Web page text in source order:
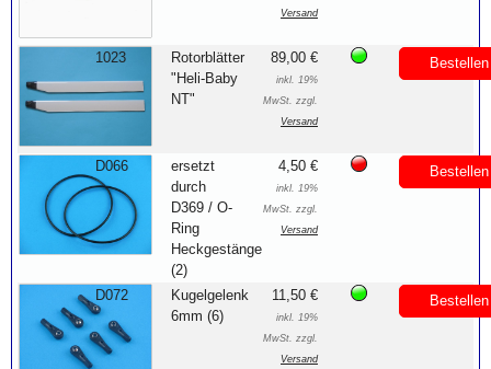
Versand
1023
Rotorblätter
"Heli-Baby
NT"
89,00 €
inkl. 19%
MwSt. zzgl.
Versand
Bestellen
D066
ersetzt
durch
D369 / O-
Ring
Heckgestänge
(2)
4,50 €
inkl. 19%
MwSt. zzgl.
Versand
Bestellen
D072
Kugelgelenk
6mm (6)
11,50 €
inkl. 19%
MwSt. zzgl.
Versand
Bestellen